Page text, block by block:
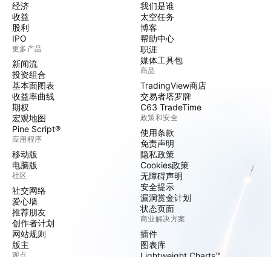
经济
收益
股利
IPO
更多产品
新闻流
投资组合
基本面图表
收益率曲线
期权
宏观地图
Pine Script®
应用程序
移动版
电脑版
社区
社交网络
爱心墙
推荐朋友
创作者计划
网站规则
版主
观点
我们是谁
太空任务
博客
帮助中心
职涯
媒体工具包
商品
TradingView商店
交易者塔罗牌
C63 TradeTime
政策和安全
使用条款
免责声明
隐私政策
Cookies政策
无障碍声明
安全提示
漏洞赏金计划
状态页面
商业解决方案
插件
图表库